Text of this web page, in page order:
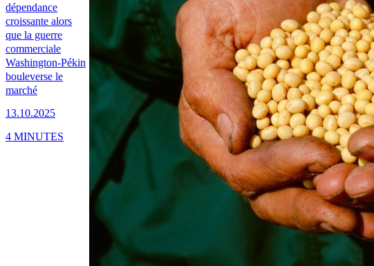
dépendance
croissante alors
que la guerre
commerciale
Washington-Pékin
bouleverse le
marché
13.10.2025
4 MINUTES